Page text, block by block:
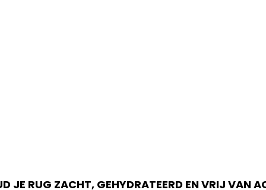
JE RUG ZACHT, GEHYDRATEERD EN VRIJ VAN